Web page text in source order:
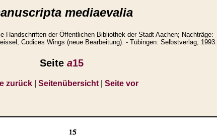
mediaevalia
Handschriften der Öffentlichen Bibliothek der Stadt Aachen; Nachträge:
Codices Wings (neue Bearbeitung). - Tübingen: Selbstverlag, 1993.
Seite a15
zurück| Seitenübersicht| Seite vor